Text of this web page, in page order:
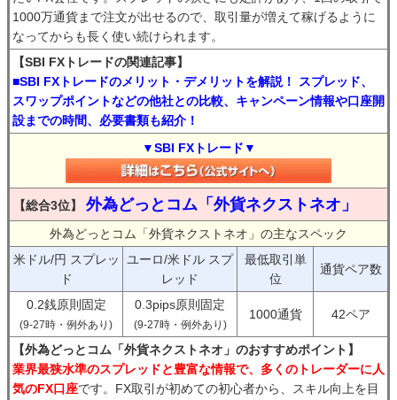
1000万通貨まで注文が出せるので、取引量が増えて稼げるように
なってからも長く使い続けられます。
【SBI FXトレードの関連記事】
■SBI FXトレードのメリット・デメリットを解説！ スプレッド、
スワップポイントなどの他社との比較、キャンペーン情報や口座開
設までの時間、必要書類も紹介！
▼SBI FXトレード▼
【総合3位】 外為どっとコム「外貨ネクストネオ」
外為どっとコム「外貨ネクストネオ」の主なスペック
米ドル/円 スプレッ
ド
ユーロ/米ドル スプ
レッド
最低取引単
位
通貨ペア数
0.2銭原則固定
(9-27時・例外あり)
0.3pips原則固定
(9-27時・例外あり)
1000通貨 42ペア
【外為どっとコム「外貨ネクストネオ」のおすすめポイント】
業界最狭水準のスプレッドと豊富な情報で、多くのトレーダーに人
気のFX口座です。FX取引が初めての初心者から、スキル向上を目